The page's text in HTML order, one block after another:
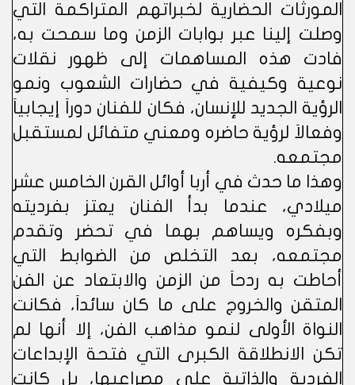
المورثات الحضارية لخبراتهم المتراكمة التي
وصلت إلينا عبر بوابات الزمن وما سمحت به،
فادت هذه المساهمات إلى ظهور نقلات
نوعية وكيفية في حضارات الشعوب ونمو
الرؤية الجديد للإنسان، فكان للفنان دوراَ إيجابياَ
وفعالاَ لرؤية حاضره ومعني متفائل لمستقبل
مجتمعه.
وهذا ما حدث في أربا أوائل القرن الخامس عشر
ميلادي، عندما بدأ الفنان يعتز بفرديته
وبفكره ويساهم بهما في تحضر وتقدم
مجتمعه، بعد التخلص من الضوابط التي
أحاطت به ردحاَ من الزمن والابتعاد عن الفن
المتقن والخروج على ما كان سائداَ، فكانت
النواة الأولى لنمو مذاهب الفن، إلا أنها لم
تكن الانطلاقة الكبرى التي فتحة الإبداعات
الفردية والذاتية على مصراعيها، بل كانت